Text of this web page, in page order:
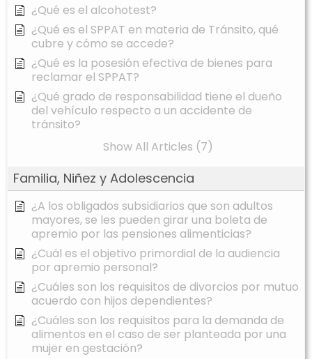
¿Qué es el alcohotest?
¿Qué es el SPPAT en materia de Tránsito, qué
cubre y cómo se accede?
¿Qué es la posesión efectiva de bienes para
reclamar el SPPAT?
¿Qué grado de responsabilidad tiene el dueño
del vehículo respecto a un accidente de
tránsito?
Show All Articles (7)
Familia, Niñez y Adolescencia
¿A los obligados subsidiarios que son adultos
mayores, se les pueden girar una boleta de
apremio por las pensiones alimenticias?
¿Cuál es el objetivo primordial de la audiencia
por apremio personal?
¿Cuáles son los requisitos de divorcios por mutuo
acuerdo con hijos dependientes?
¿Cuáles son los requisitos para la demanda de
alimentos en el caso de ser planteada por una
mujer en gestación?